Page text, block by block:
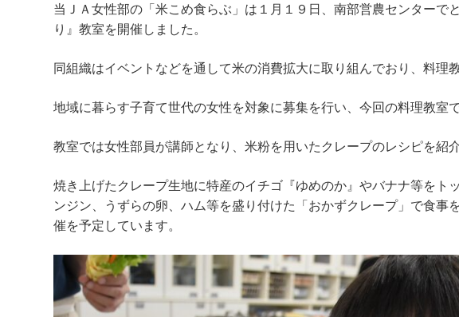
当ＪＡ女性部の「米こめ食らぶ」は１月１９日、南部営農センターで
り』教室を開催しました。
同組織はイベントなどを通して米の消費拡大に取り組んでおり、料理
地域に暮らす子育て世代の女性を対象に募集を行い、今回の料理教室
教室では女性部員が講師となり、米粉を用いたクレープのレシピを紹
焼き上げたクレープ生地に特産のイチゴ『ゆめのか』やバナナ等をト
ンジン、うずらの卵、ハム等を盛り付けた「おかずクレープ」で食事
催を予定しています。